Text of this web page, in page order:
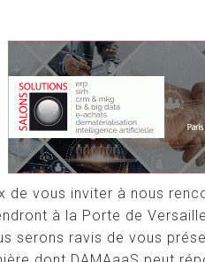
de vous inviter à nous
à la Porte de
serons ravis de vous